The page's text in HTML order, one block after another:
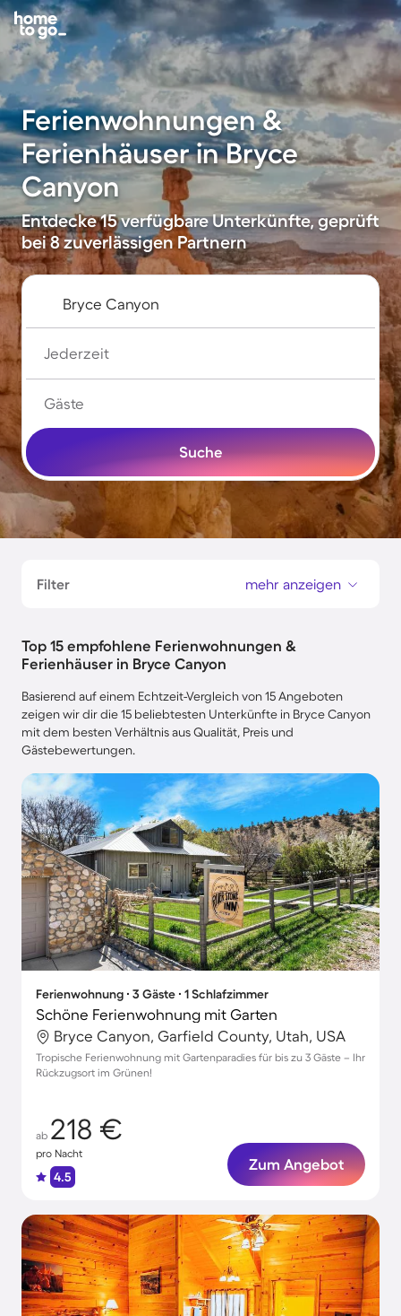
Ferienwohnungen &
Ferienhäuser in Bryce
Canyon
Entdecke 15 verfügbare Unterkünfte, geprüft
bei 8 zuverlässigen Partnern
Jederzeit
Gäste
Suche
Filter mehr anzeigen
Top 15 empfohlene Ferienwohnungen &
Ferienhäuser in Bryce Canyon
Basierend auf einem Echtzeit-Vergleich von 15 Angeboten
zeigen wir dir die 15 beliebtesten Unterkünfte in Bryce Canyon
mit dem besten Verhältnis aus Qualität, Preis und
Gästebewertungen.
Ferienwohnung ∙ 3 Gäste ∙ 1 Schlafzimmer
Schöne Ferienwohnung mit Garten
Bryce Canyon, Garfield County, Utah, USA
Tropische Ferienwohnung mit Gartenparadies für bis zu 3 Gäste – Ihr
Rückzugsort im Grünen!
ab 218 €
pro Nacht
4.5
Zum Angebot